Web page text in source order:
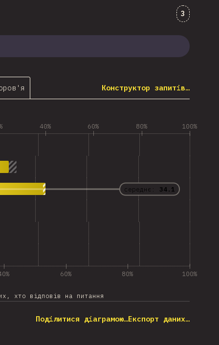
3
Конструктор запитів…
40% 60% 80% 100%
середнє: 34.1
60% 80% 100%
хто відповів на питання
Поділитися діаграмою…Експорт даних…